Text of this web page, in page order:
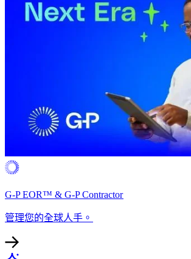
G-P EOR™ & G-P Contractor​​
管理您的全球人手。​​